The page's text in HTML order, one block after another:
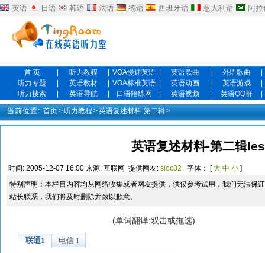
英语 日语 韩语 法语 德语 西班牙语 意大利语 阿
首 页 听力教程 VOA慢速英语 英语歌曲 外语歌曲
听力专题
英语教材 VOA标准英语 英语动画 英语游戏
听力搜索
英语导航 口语陪练网 英语视频 英语QQ群
当前位置: 首页>听力教程 >英语复述材料-第二辑>
英语复述材料-第二辑
时间: 2005-12-07 16:00 来源: 互联网 提供网友: sloc32 字体： [大 中 小 ]
特别声明：本栏目内容均从网络收集或者网友提供，供仅参考试用，我们无法保
站长联系，我们将及时删除并致以歉意。
(单词翻译:双击或拖选)